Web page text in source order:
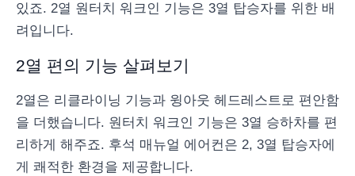
있죠. 2열 원터치 워크인 기능은 3열 탑승자를 위한 배
려입니다.
2열 편의 기능 살펴보기
2열은 리클라이닝 기능과 윙아웃 헤드레스트로 편안함
을 더했습니다. 원터치 워크인 기능은 3열 승하차를 편
리하게 해주죠. 후석 매뉴얼 에어컨은 2, 3열 탑승자에
게 쾌적한 환경을 제공합니다.